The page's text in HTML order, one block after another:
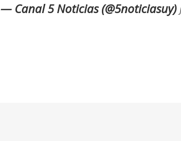
— Canal 5 Noticias (@5noticiasuy)